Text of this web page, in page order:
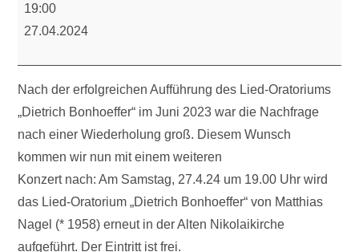
19:00
27.04.2024
Nach der erfolgreichen Aufführung des Lied-Oratoriums
„Dietrich Bonhoeffer“ im Juni 2023 war die Nachfrage
nach einer Wiederholung groß. Diesem Wunsch
kommen wir nun mit einem weiteren
Konzert nach: Am Samstag, 27.4.24 um 19.00 Uhr wird
das Lied-Oratorium „Dietrich Bonhoeffer“ von Matthias
Nagel (* 1958) erneut in der Alten Nikolaikirche
aufgeführt. Der Eintritt ist frei.